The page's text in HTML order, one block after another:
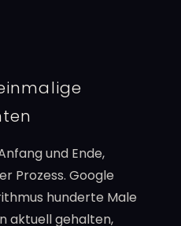
und Ende,
Prozess. Google
hunderte Male
aktuell gehalten,